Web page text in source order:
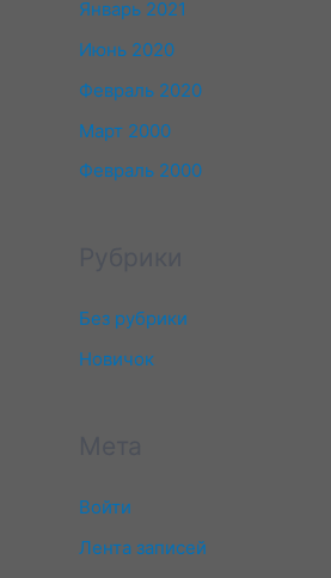
Январь 2021
Июнь 2020
Февраль 2020
Март 2000
Февраль 2000
Без рубрики
Новичок
Войти
Лента записей